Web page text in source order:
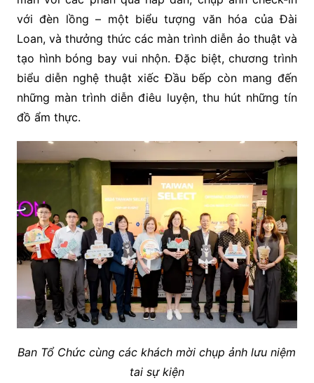
với đèn lồng – một biểu tượng văn hóa của Đài
Loan, và thưởng thức các màn trình diễn ảo thuật và
tạo hình bóng bay vui nhộn. Đặc biệt, chương trình
biểu diễn nghệ thuật xiếc Đầu bếp còn mang đến
những màn trình diễn điêu luyện, thu hút những tín
đồ ẩm thực.
Ban Tổ Chức cùng các khách mời chụp ảnh lưu niệm
tai sự kiện